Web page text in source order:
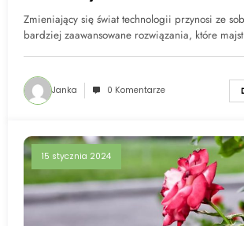
zewnątrz domu
Zmieniający się świat technologii przynosi ze
bardziej zaawansowane rozwiązania, które
Janka 0 Komentarze
15 stycznia 2024